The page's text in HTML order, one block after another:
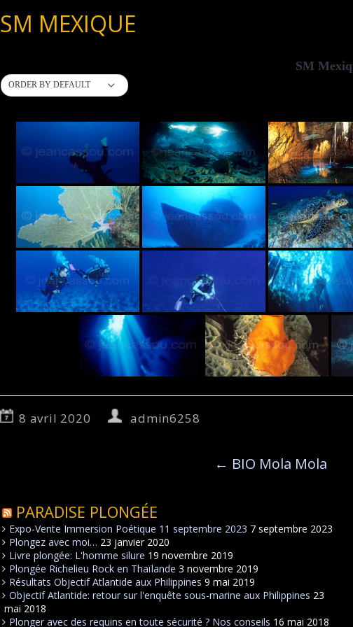
SM MEXIQUE
SM
ORDER BY DEFAULT
8 avril 2020 admin6258
← BIO Mola Mola
PARADISE PLONGÉE
Expo-Vente Immersion Poétique 11 septembre 2023 7 septembre 2023
Plongez avec moi… 23 janvier 2020
Livre plongée: L'homme silure 19 novembre 2019
Plongée Richelieu Rock en Thaïlande 3 novembre 2019
Résultats Objectif Atlantide aux Philippines 9 mai 2019
Objectif Atlantide: retour sur l'enquête sous-marine aux Philippines 23
mai 2018
Plonger avec des requins en toute sécurité ? Nos conseils 16 mai 2018